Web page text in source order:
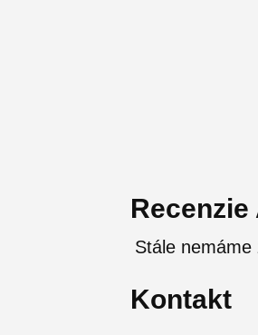
Recenzie
Stále nemáme
Kontakt